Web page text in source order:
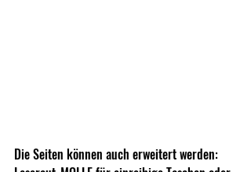
Die Seiten können auch erweitert werden: